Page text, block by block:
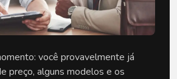
você provavelmente já
preço, alguns modelos e os